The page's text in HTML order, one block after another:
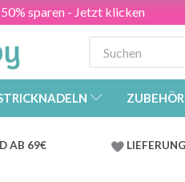
sparen - Jetzt klicken
ZUBEHÖR
AB 69€